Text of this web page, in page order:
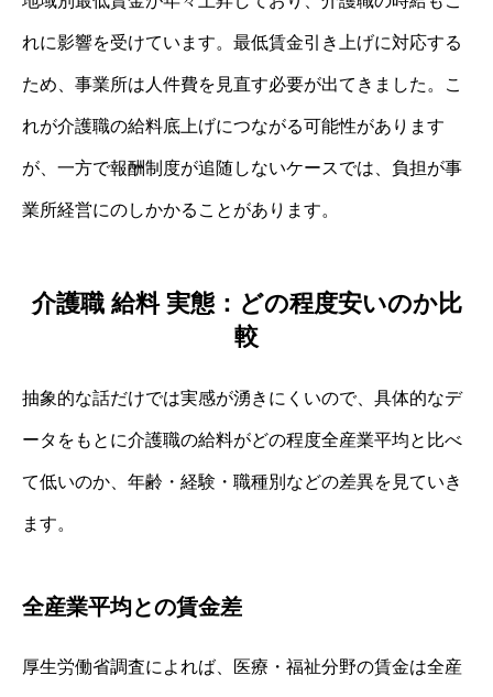
れに影響を受けています。最低賃金引き上げに対応する
ため、事業所は人件費を見直す必要が出てきました。こ
れが介護職の給料底上げにつながる可能性があります
が、一方で報酬制度が追随しないケースでは、負担が事
業所経営にのしかかることがあります。
介護職 給料 実態：どの程度安いのか比
較
抽象的な話だけでは実感が湧きにくいので、具体的なデ
ータをもとに介護職の給料がどの程度全産業平均と比べ
て低いのか、年齢・経験・職種別などの差異を見ていき
ます。
全産業平均との賃金差
厚生労働省調査によれば、医療・福祉分野の賃金は全産